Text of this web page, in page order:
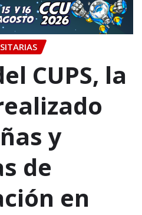
CUPS, la
y
de
en